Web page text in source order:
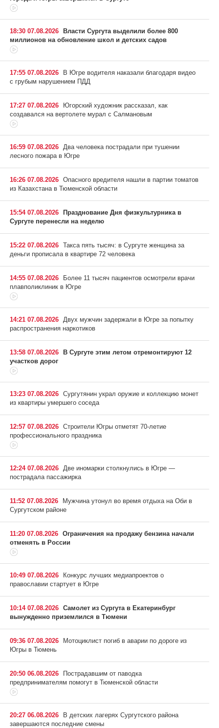
18:30 07.08.2026
Власти Сургута выделили более 800
миллионов на обновление школ и детских садов
17:55 07.08.2026
В Югре водителя наказали благодаря видео
с грубым нарушением ПДД
17:27 07.08.2026
Югорский художник рассказал, как
создавался на вертолете мурал с Салмановым
16:59 07.08.2026 Два человека пострадали при тушении
лесного пожара в Югре
16:26 07.08.2026 Опасного вредителя нашли в партии томатов
из Казахстана в Тюменской области
15:54 07.08.2026
Празднование Дня физкультурника в
Сургуте перенесли на неделю
15:22 07.08.2026 Такса пять тысяч: в Сургуте женщина за
деньги прописала в квартире 72 человека
14:55 07.08.2026
Более 11 тысяч пациентов осмотрели врачи
плавполиклиник в Югре
14:21 07.08.2026 Двух мужчин задержали в Югре за попытку
распространения наркотиков
13:58 07.08.2026
В Сургуте этим летом отремонтируют 12
участков дорог
13:23 07.08.2026 Сургутянин украл оружие и коллекцию монет
из квартиры умершего соседа
12:57 07.08.2026 Строители Югры отметят 70-летие
профессионального праздника
12:24 07.08.2026 Две иномарки столкнулись в Югре —
пострадала пассажирка
11:52 07.08.2026
Мужчина утонул во время отдыха на Оби в
Сургутском районе
11:20 07.08.2026 Ограничения на продажу бензина начали
отменять в России
10:49 07.08.2026
Конкурс лучших медиапроектов о
православии стартует в Югре
10:14 07.08.2026 Самолет из Сургута в Екатеринбург
вынужденно приземлился в Тюмени
09:36 07.08.2026
Мотоциклист погиб в аварии по дороге из
Югры в Тюмень
20:50 06.08.2026
Пострадавшим от паводка
предпринимателям помогут в Тюменской области
20:27 06.08.2026
В детских лагерях Сургутского района
завершаются последние смены